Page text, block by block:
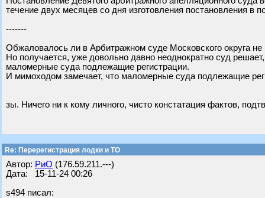
течение двух месяцев со дня изготовления постановления в
-------
Обжаловалось ли в Арбитражном суде Московского округа не
Но получается, уже довольно давно неоднократно суд
маломерные суда подлежащие регистрации.
И мимоходом замечает, что маломерные суда подлежащие
зы. Ничего ни к кому личного, чисто констатация фактов,
Re: Перерегистрация лодки и ТО
Автор: РиО (176.59.211.---)
Дата: 15-11-24 00:26
s494 писал: